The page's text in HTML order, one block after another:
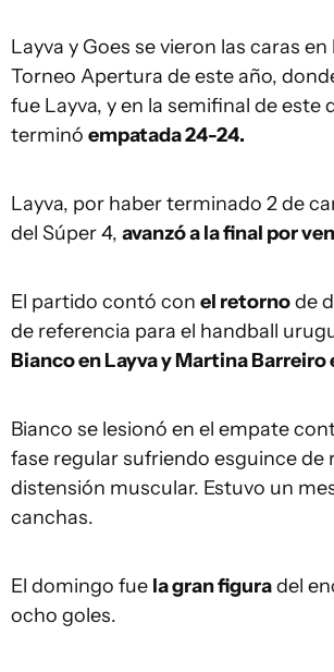
Layva y Goes se vieron las caras en
Torneo Apertura de este año,
fue Layva, y en la semifinal de este
terminó empatada 24-24.
Layva, por haber terminado 2 de
del Súper 4, avanzó a la final por
El partido contó con el retornode
de referencia para el handball
Bianco en Layva y Martina Barreiro
Bianco se lesionó en el empate
fase regular sufriendo esguince de
distensión muscular. Estuvo un
canchas.
El domingo fue la gran figuradel
ocho goles.